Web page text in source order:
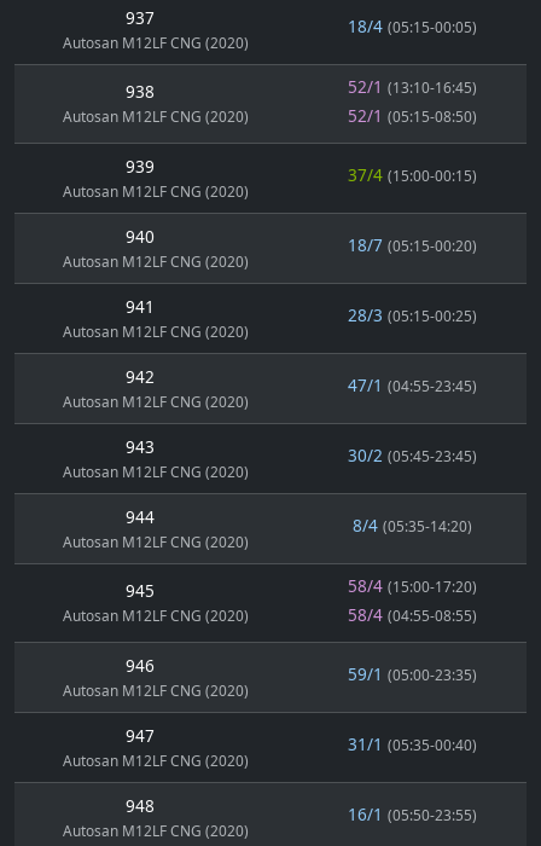
937
Autosan M12LF CNG (2020)
18/4 (05:15-00:05)
938
Autosan M12LF CNG (2020)
52/1 (13:10-16:45)
52/1 (05:15-08:50)
939
Autosan M12LF CNG (2020)
37/4 (15:00-00:15)
940
Autosan M12LF CNG (2020)
18/7 (05:15-00:20)
941
Autosan M12LF CNG (2020)
28/3 (05:15-00:25)
942
Autosan M12LF CNG (2020)
47/1 (04:55-23:45)
943
Autosan M12LF CNG (2020)
30/2 (05:45-23:45)
944
Autosan M12LF CNG (2020)
8/4 (05:35-14:20)
945
Autosan M12LF CNG (2020)
58/4 (15:00-17:20)
58/4 (04:55-08:55)
946
Autosan M12LF CNG (2020)
59/1 (05:00-23:35)
947
Autosan M12LF CNG (2020)
31/1 (05:35-00:40)
948
Autosan M12LF CNG (2020)
16/1 (05:50-23:55)